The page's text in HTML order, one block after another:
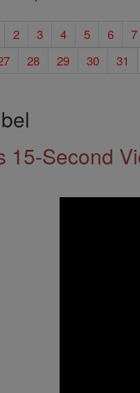
2 3 4 5 6 7
28 29 30 31
15-Second